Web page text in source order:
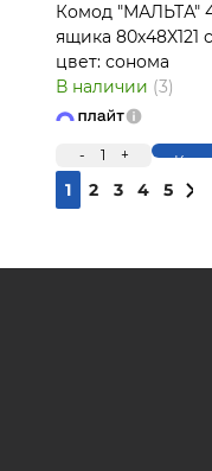
Комод "МАЛЬТА"
ящика 80х48X121
цвет: сонома
В наличии (3)
- 1 +
1 2 3 4 5